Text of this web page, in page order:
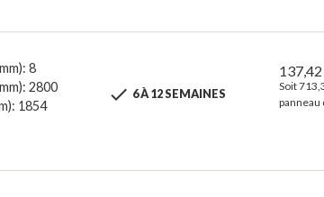
8
2800
1854
 6 À 12 SEMAINES
Soit
panneau